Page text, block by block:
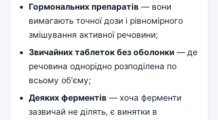
Гормональних препаратів — вони
вимагають точної дози і рівномірного
змішування активної речовини;
Звичайних таблеток без оболонки — де
речовина однорідно розподілена по
всьому об'єму;
Деяких ферментів — хоча ферменти
зазвичай не ділять, є винятки в